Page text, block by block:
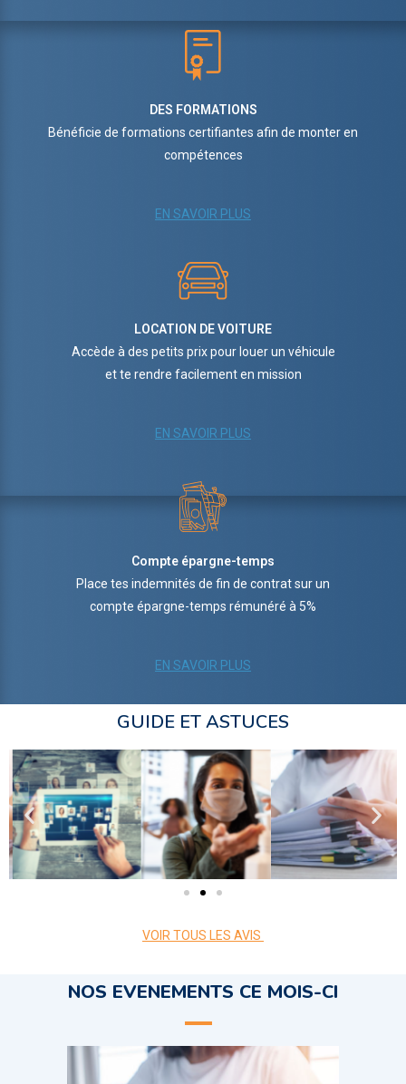
DES FORMATIONS
Bénéficie de formations certifiantes afin de monter en
compétences
EN SAVOIR PLUS
LOCATION DE VOITURE
Accède à des petits prix pour louer un véhicule
et te rendre facilement en mission
EN SAVOIR PLUS
Compte épargne-temps
Place tes indemnités de fin de contrat sur un
compte épargne-temps rémunéré à 5%
EN SAVOIR PLUS
GUIDE ET ASTUCES
VOIR TOUS LES AVIS
NOS EVENEMENTS CE MOIS-CI